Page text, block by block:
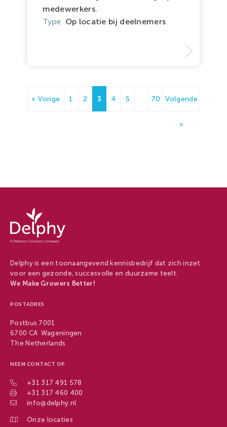
medewerkers.
Type Op locatie bij deelnemers
« Vorige 1 2 3 4 5 … 70 Volgende
»
Delphy
-
Delphy
Delphy is een toonaangevend kennisbedrijf dat zich inzet
voor een gezonde, succesvolle en duurzame teelt.
We Make Growers Better!
POSTADRES
Postbus 7001
6700 CA Wageningen
The Netherlands
NEEM CONTACT OP
+31 317 491 578
+31 317 460 400
info@delphy.nl
Onze locaties